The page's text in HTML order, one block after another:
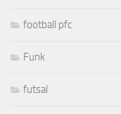
football pfc
Funk
futsal